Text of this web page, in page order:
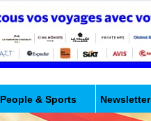
People & Sports Newsletter